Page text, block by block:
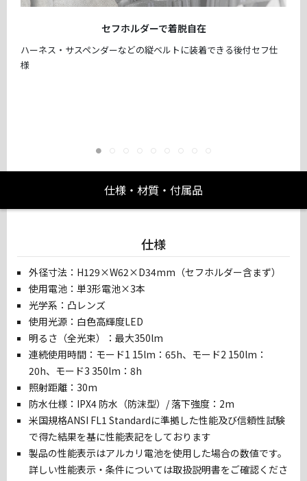
セフホルダーで着脱自在
ハーネス・サスペンダーなどの縦ベルトに装着できる後付セフ仕
様
仕様・材質・付属品
仕様
外径寸法：H129×W62×D34mm（セフホルダー含まず）
使用電池：単3形電池×3本
光学系：凸レンズ
使用光源：白色高輝度LED
明るさ（全光束）：最大350lm
連続使用時間：モード1 15lm：65h、モード2 150lm：
20h、モード3 350lm：8h
照射距離：30m
防水仕様：IPX4 防水（防沫型）/ 落下強度：2m
米国規格ANSI FL1 Standardに準拠した性能及び信頼性試験
で得た結果を基に性能表記をしております
製品の性能表示はアルカリ電池を使用した場合の数値です。
詳しい性能表示・条件については取扱説明書をご確認くださ